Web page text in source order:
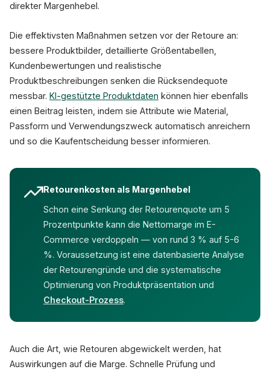
direkter Margenhebel.
Die effektivsten Maßnahmen setzen vor der Retoure an:
bessere Produktbilder, detaillierte Größentabellen,
Kundenbewertungen und realistische
Produktbeschreibungen senken die Rücksendequote
messbar. KI-gestützte Produktdaten können hier ebenfalls
einen Beitrag leisten, indem sie Attribute wie Material,
Passform und Verwendungszweck automatisch anreichern
und so die Kaufentscheidung besser informieren.
Retourenkosten als Margenhebel
Schon eine Senkung der Retourenquote um 5
Prozentpunkte kann die Nettomarge im E-
Commerce verdoppeln — von rund 3 % auf 5-6
%. Voraussetzung ist eine datenbasierte Analyse
der Retourengründe und die systematische
Optimierung von Produktpräsentation und
Checkout-Prozess.
Auch die Art, wie Retouren abgewickelt werden, hat
Auswirkungen auf die Marge. Schnelle Prüfung und